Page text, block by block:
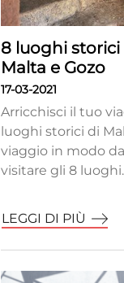
8 luoghi storici
Malta e Gozo
17-03-2021
Arricchisci il tuo
luoghi storici di
viaggio in modo
visitare gli 8
LEGGI DI PIÙ